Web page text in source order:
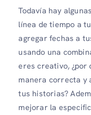
Todavía hay
línea de tiempo a
agregar fechas a
usando una
eres creativo, ¿por
manera correcta y
tus historias?
mejorar la